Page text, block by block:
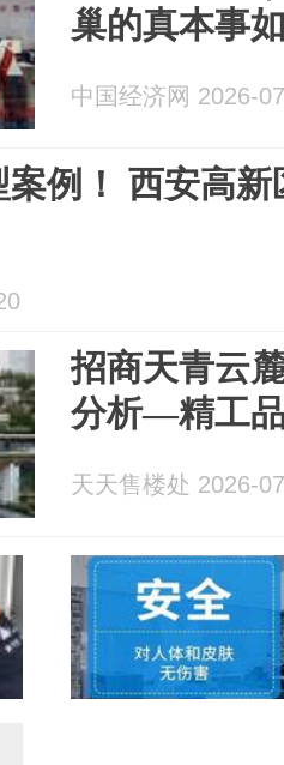
巢的真本事
中国经济网 2026-
子产业加速崛
招商天青云
分析—精工
天天售楼处 2026-